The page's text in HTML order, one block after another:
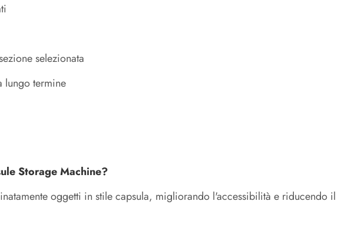
selezionata
lungo termine
Storage Machine?
oggetti in stile capsula, migliorando l'accessibilità e riducendo il